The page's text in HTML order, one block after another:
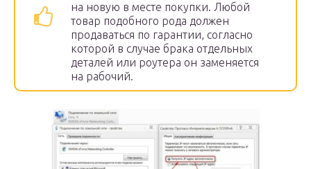
на новую в месте покупки. Любой
товар подобного рода должен
продаваться по гарантии, согласно
которой в случае брака отдельных
деталей или роутера он заменяется
на рабочий.